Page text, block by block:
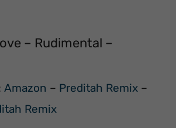
– Rudimental –
Amazon – Preditah Remix –
Remix